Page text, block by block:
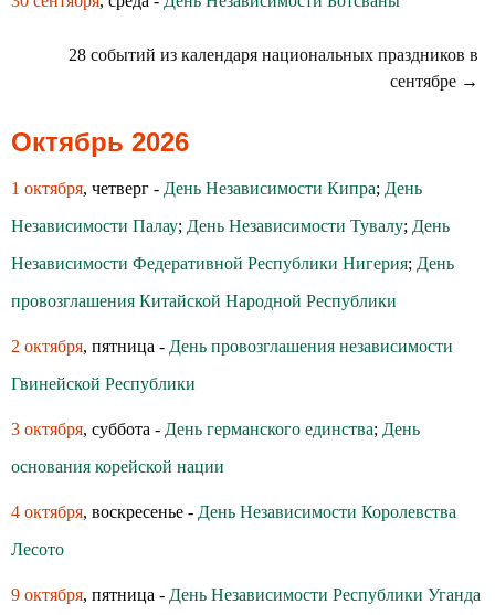
28 событий из календаря национальных праздников в
сентябре →
Октябрь 2026
1 октября, четверг - День Независимости Кипра; День
Независимости Палау; День Независимости Тувалу; День
Независимости Федеративной Республики Нигерия; День
провозглашения Китайской Народной Республики
2 октября, пятница - День провозглашения независимости
Гвинейской Республики
3 октября, суббота - День германского единства; День
основания корейской нации
4 октября, воскресенье - День Независимости Королевства
Лесото
9 октября, пятница - День Независимости Республики Уганда